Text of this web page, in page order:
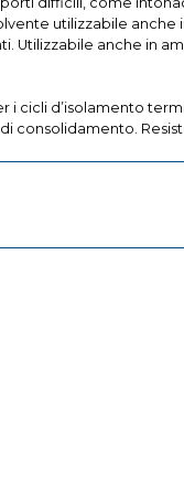
utilizzabile
anche in
d’isolamento
consolidamento.